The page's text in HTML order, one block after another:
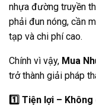
nhựa đường truyền
phải đun nóng, cần
tạp và chi phí cao.
Chính vì vậy, Mua
trở thành giải pháp
1️ Tiện lợi –